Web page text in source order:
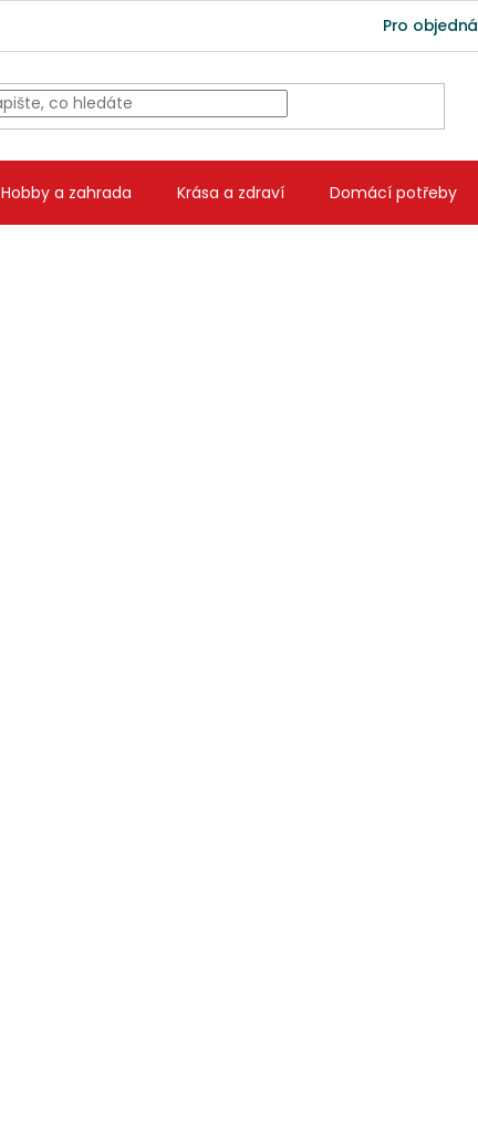
Pro
Hobby a zahrada Krása a zdraví Domácí potřeby